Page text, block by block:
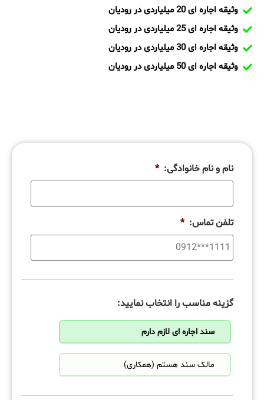
وثیقه اجاره ای 20 میلیاردی در رودیان
وثیقه اجاره ای 25 میلیاردی در رودیان
وثیقه اجاره ای 30 میلیاردی در رودیان
وثیقه اجاره ای 50 میلیاردی در رودیان
نام و نام خانوادگی: *
تلفن تماس: *
گزینه مناسب را انتخاب نمایید:
سند اجاره ای لازم دارم
مالک سند هستم (همکاری)